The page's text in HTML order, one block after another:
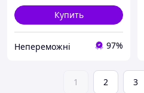
Купить
Непереможні 97%
1 2 3